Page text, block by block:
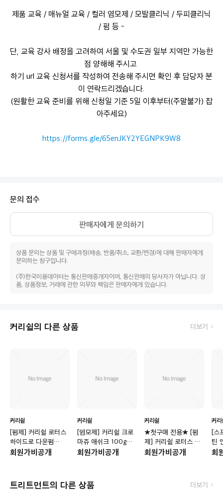
제품 교육 / 매뉴얼 교육 / 컬러 염모제 / 모발클리닉 / 두피클리닉
/ 펌 등 -
단, 교육 강사 배정을 고려하여 서울 및 수도권 일부 지역만 가능한
점 양해해 주시고
하기 url 교육 신청서를 작성하여 전송해 주시면 확인 후 담당자 분
이 연락드리겠습니다.
(원활한 교육 준비를 위해 신청일 기준 5일 이후부터(주말불가) 잡
아주세요)
https://forms.gle/65enJKY2YEGNPK9W8
문의 접수
판매자에게 문의하기
상품 문의는 상품 및 구매과정(배송, 반품/취소, 교환/변경)에 대해 판매자에게
문의하는 창구입니다.
(주)한국미용데이터는 통신판매중개자이며, 통신판매의 당사자가 아닙니다. 상
품, 상품정보, 거래에 관한 의무와 책임은 판매자에게 있습니다.
커리쉴의 다른 상품 더보기
커리쉴
[펌제] 커리쉴 로터스
하이드로 다운펌
400ml
회원가비공개
커리쉴
[염모제] 커리쉴 크로
마쥬 애쉬크 100g
(10튜브 당 산화제 지
회원가비공개
커리쉴
★첫구매 전용★ [펌
제] 커리쉴 로터스 하
이드로 다운펌
회원가비공개
커리
[스
틴
홀
회
트리트먼트의 다른 상품 더보기